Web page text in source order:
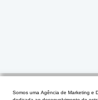
Somos uma Agência de Marketing e